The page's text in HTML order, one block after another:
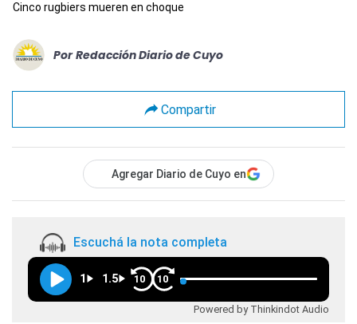
Cinco rugbiers mueren en choque
Por Redacción Diario de Cuyo
Compartir
Agregar Diario de Cuyo en
Escuchá la nota completa
1 1.5 10 10
Powered by Thinkindot Audio